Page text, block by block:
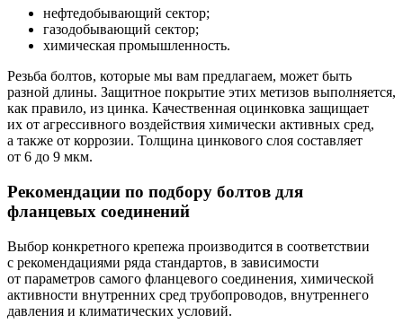
нефтедобывающий сектор;
газодобывающий сектор;
химическая промышленность.
Резьба болтов, которые мы вам предлагаем, может быть
разной длины. Защитное покрытие этих метизов выполняется,
как правило, из цинка. Качественная оцинковка защищает
их от агрессивного воздействия химически активных сред,
а также от коррозии. Толщина цинкового слоя составляет
от 6 до 9 мкм.
Рекомендации по подбору болтов для
фланцевых соединений
Выбор конкретного крепежа производится в соответствии
с рекомендациями ряда стандартов, в зависимости
от параметров самого фланцевого соединения, химической
активности внутренних сред трубопроводов, внутреннего
давления и климатических условий.